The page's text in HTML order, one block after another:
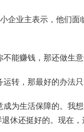
企业主表示，他们
能赚钱，那还做生意
转，那最好的办法
为生活保障的。我
休还挺好的。现在，